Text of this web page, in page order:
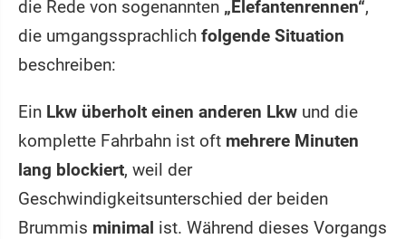
die Rede von sogenannten „Elefantenrennen“,
die umgangssprachlich folgende Situation
beschreiben:
Ein Lkw überholt einen anderen Lkw und die
komplette Fahrbahn ist oft mehrere Minuten
lang blockiert, weil der
Geschwindigkeitsunterschied der beiden
Brummis minimal ist. Während dieses Vorgangs